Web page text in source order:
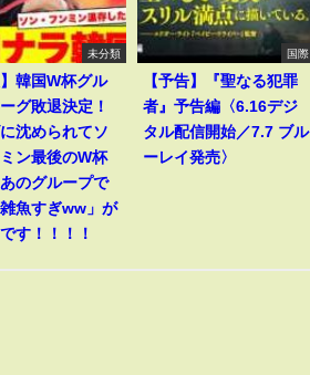
未分類
】韓国W杯グル
グ敗退決定！
沈められてソ
ン最後のW杯
のグループで
魚すぎww」が
す！！！！
国際
【予告】『聖なる犯罪
者』予告編〈6.16デジ
タル配信開始／7.7 ブル
ーレイ発売〉